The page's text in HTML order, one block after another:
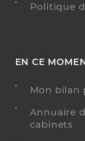
Politique
EN CE
Mon bilan
Annuaire
cabinets